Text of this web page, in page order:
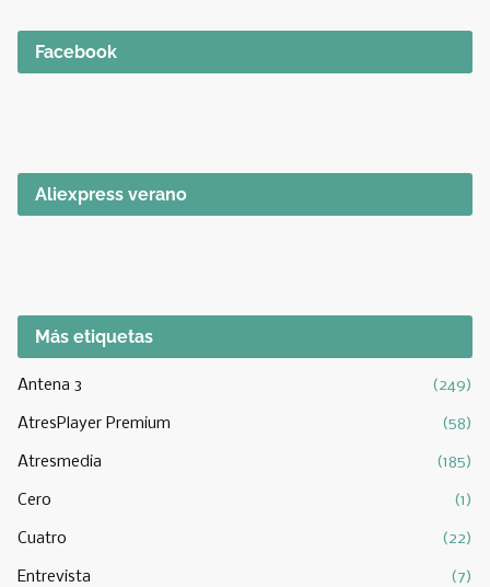
Facebook
Aliexpress verano
Más etiquetas
Antena 3 (249)
AtresPlayer Premium (58)
Atresmedia (185)
Cero (1)
Cuatro (22)
Entrevista (7)